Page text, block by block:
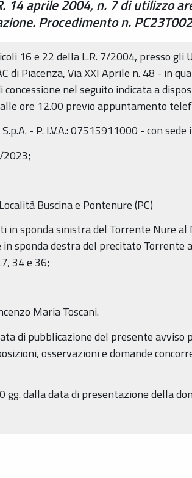
14 aprile 2004, n. 7 di utilizzo
Procedimento n.
16 e 22 della L.R. 7/2004, presso gli
di Piacenza, Via XXI Aprile n. 48 - in
nel seguito indicata a
ore 12.00 previo appuntamento
- P. I.V.A.: 07515911000 - con sede
2023;
Buscina e Pontenure (PC)
sponda sinistra del Torrente Nure al
sponda destra del precitato Torrente
34 e 36;
Maria Toscani.
di pubblicazione del presente
osservazioni e domande
gg. dalla data di presentazione della